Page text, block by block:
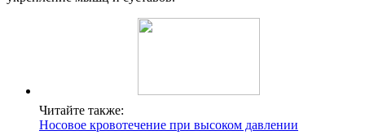
Читайте также:
Носовое кровотечение при высоком давлении